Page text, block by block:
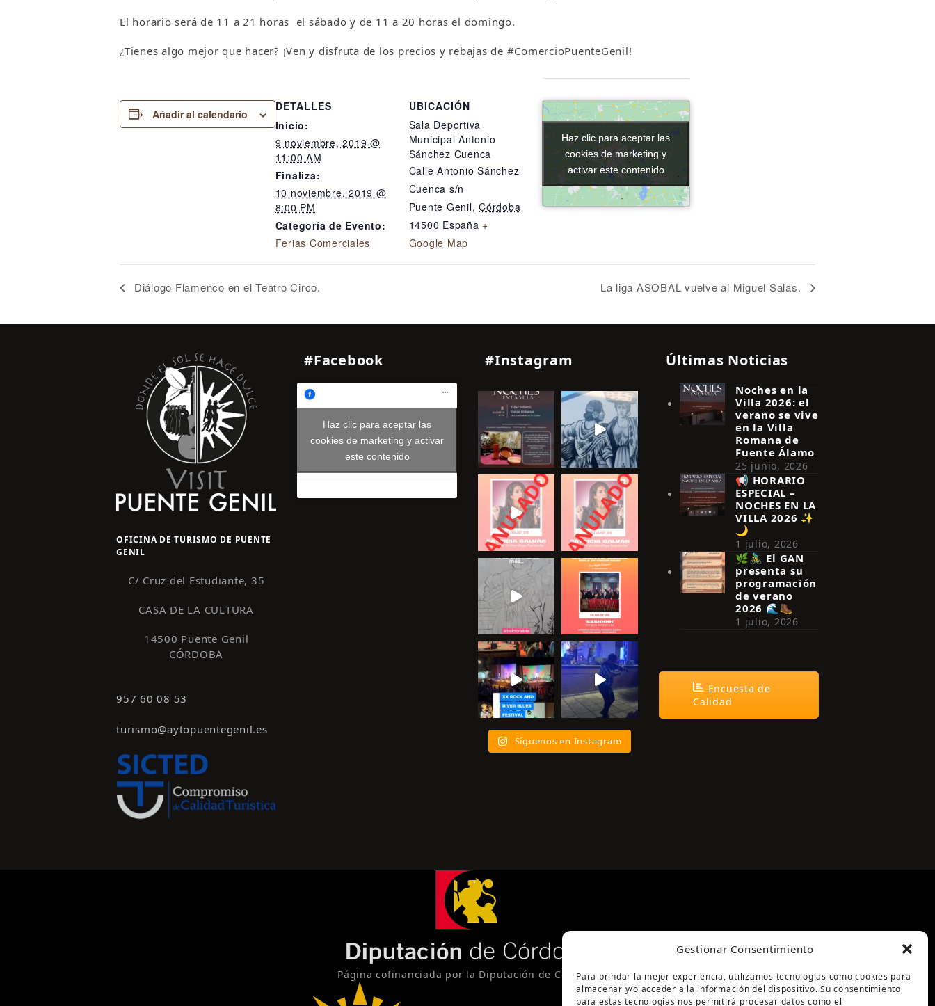
Gestionar Consentimiento
Para brindar la mejor experiencia, utilizamos tecnologías como cookies para
almacenar y/o acceder a la información del dispositivo. Su consentimiento
para estas tecnologías nos permitirá procesar datos como el
El horario será de 11 a 21 horas el sábado y de 11 a 20 horas el domingo.
¿Tienes algo mejor que hacer? ¡Ven y disfruta de los precios y rebajas de #ComercioPuenteGenil!
Añadir al calendario
DETALLES
Inicio:
9 noviembre, 2019 @
11:00 AM
Finaliza:
10 noviembre, 2019 @
8:00 PM
Categoría de Evento:
Ferias Comerciales
UBICACIÓN
Sala Deportiva
Municipal Antonio
Sánchez Cuenca
Calle Antonio Sánchez
Cuenca s/n
Puente Genil, Córdoba
14500 España +
Google Map
Haz clic para aceptar las
cookies de marketing y
activar este contenido
Haz clic para aceptar las
cookies de marketing y
activar este contenido
Diálogo Flamenco en el Teatro Circo. La liga ASOBAL vuelve al Miguel Salas.
OFICINA DE TURISMO DE PUENTE
GENIL
C/ Cruz del Estudiante, 35
CASA DE LA CULTURA
14500 Puente Genil
CÓRDOBA
957 60 08 53
turismo@aytopuentegenil.es
#Facebook
Haz clic para aceptar las
cookies de marketing y activar
este contenido
#Instagram
Síguenos en Instagram
Últimas Noticias
Noches en la
Villa 2026: el
verano se vive
en la Villa
Romana de
Fuente Álamo
25 junio, 2026
📢 HORARIO
ESPECIAL –
NOCHES EN LA
VILLA 2026 ✨
🌙
1 julio, 2026
🌿🚴‍♂️ El GAN
presenta su
programación
de verano
2026 🌊🥾
1 julio, 2026
Encuesta de
Calidad
Página cofinanciada por la Diputación de Córdoba